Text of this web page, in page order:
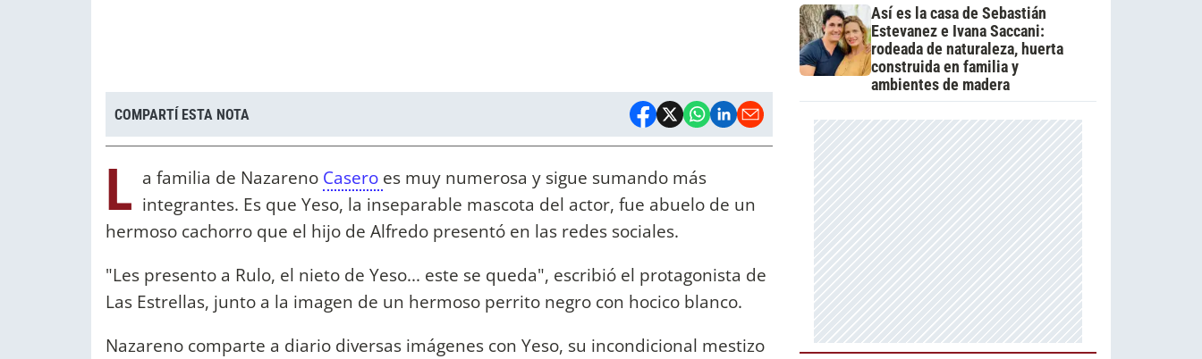
COMPARTÍ ESTA NOTA
L a familia de Nazareno Casero es muy numerosa y sigue sumando más
integrantes. Es que Yeso, la inseparable mascota del actor, fue abuelo de un
hermoso cachorro que el hijo de Alfredo presentó en las redes sociales.
"Les presento a Rulo, el nieto de Yeso... este se queda", escribió el protagonista de
Las Estrellas, junto a la imagen de un hermoso perrito negro con hocico blanco.
Nazareno comparte a diario diversas imágenes con Yeso, su incondicional mestizo
Así es la casa de Sebastián
Estevanez e Ivana Saccani:
rodeada de naturaleza, huerta
construida en familia y
ambientes de madera